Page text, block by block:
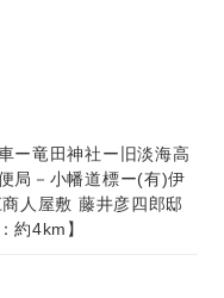
ー竜田神社ー旧淡海高
局－小幡道標ー(有)伊
人屋敷 藤井彦四郎邸
約4km】